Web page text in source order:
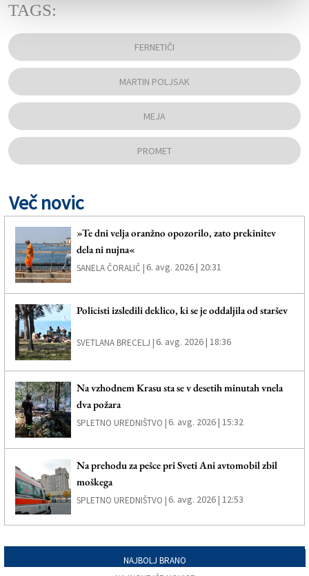
TAGS:
FERNETIČI
MARTIN POLJSAK
MEJA
PROMET
Več novic
»Te dni velja oranžno opozorilo, zato prekinitev
dela ni nujna«
SANELA ČORALIČ | 6. avg. 2026 | 20:31
Policisti izsledili deklico, ki se je oddaljila od staršev
SVETLANA BRECELJ | 6. avg. 2026 | 18:36
Na vzhodnem Krasu sta se v desetih minutah vnela
dva požara
SPLETNO UREDNIŠTVO | 6. avg. 2026 | 15:32
Na prehodu za pešce pri Sveti Ani avtomobil zbil
moškega
SPLETNO UREDNIŠTVO | 6. avg. 2026 | 12:53
NAJBOLJ BRANO